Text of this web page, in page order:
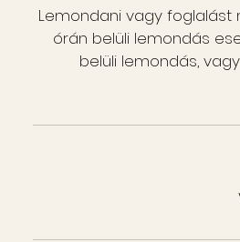
Lemondani vagy
órán belüli lemondás
belüli lemondás,